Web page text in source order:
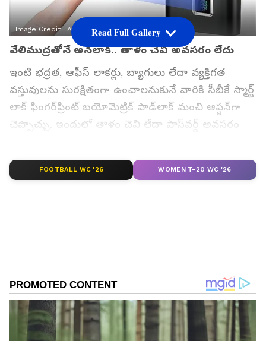
Image Credit : Amazon.in
వేలిముద్రతోనే అన్‌లాక్.. తాళం చెవి అవసరం లేదు
ఇంటి భద్రత, ఆఫీస్ లాకర్లు, బ్యాగులు లేదా వ్యక్తిగత
వస్తువులను సురక్షితంగా ఉంచాలనుకునే వారికి సీబీకే స్మార్ట్
లాక్ ఫింగర్‌ప్రింట్ బ‌యోమెట్రిక్ పాడ్‌లాక్ మంచి ఆప్ష‌న్‌గా
చెప్పొచ్చు. ఇందులో తాళం చెవి లేదా పాస్‌వర్డ్ అవసరం
ఆధునిక బయోమెట్రిక్ టెక్నాలజీతో రూపొందించిన ఈ స్మార్ట్
లాక్ భద్రతతో పాటు వినియోగంలోనూ సౌకర్యాన్ని
ఉపయోగించుకునేలా దీనిని రూపొందించారు. భద్రత కోసం
మొదట అడ్మిన్ వేలిముద్రను నమోదు చేయడం మంచిది.
గూగుల్‌లో ఆసక్తికరమైన సమాచారం కోసం ఏసియానెట్ తెలుగు
Read Full Gallery
FOOTBALL WC '26 WOMEN T-20 WC '26